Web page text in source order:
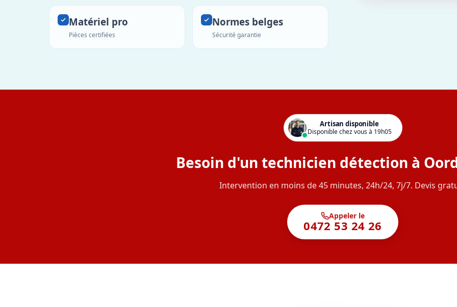
Matériel pro
Pièces certifiées
Normes belges
Sécurité garantie
Artisan disponible
Disponible chez vous à 19h05
Besoin d'un technicien détection à
Intervention en moins de 45 minutes, 24h/24, 7j/7. Devis
Appeler le
0472 53 24 26